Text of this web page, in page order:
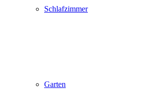
Schlafzimmer
Garten